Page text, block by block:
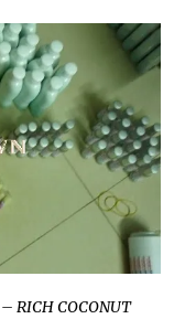
RICH COCONUT